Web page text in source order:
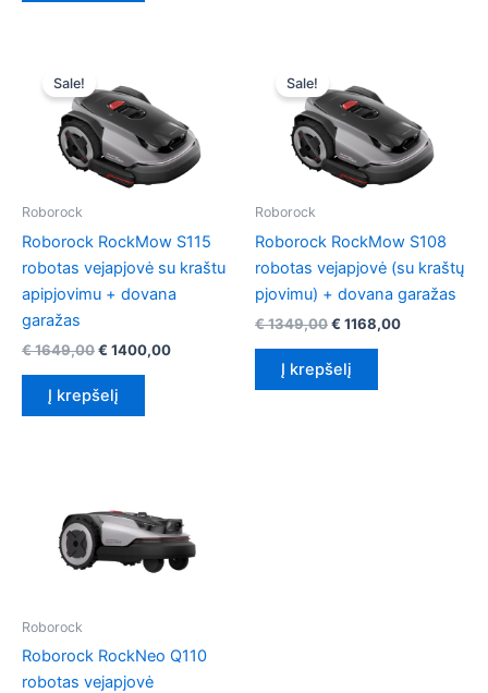
Sale!
Roborock
Roborock RockMow S115
robotas vejapjovė su kraštu
apipjovimu + dovana
garažas
€1649,00Original
was:
€ 1649,00.
€ 1400,00Current
Į krepšelį
Sale!
Roborock
Roborock RockMow S108
robotas vejapjovė (su kraštų
pjovimu) + dovana garažas
€1349,00Original
was:
€ 1349,00.
€ 1168,00Current
Į krepšelį
Roborock
Roborock RockNeo Q110
robotas vejapjovė